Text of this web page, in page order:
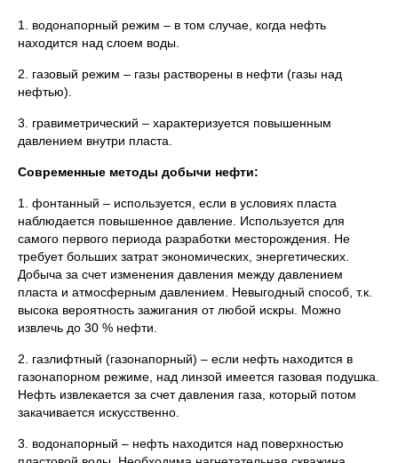
1. водонапорный режим – в том случае, когда нефть
находится над слоем воды.
2. газовый режим – газы растворены в нефти (газы над
нефтью).
3. гравиметрический – характеризуется повышенным
давлением внутри пласта.
Современные методы добычи нефти:
1. фонтанный – используется, если в условиях пласта
наблюдается повышенное давление. Используется для
самого первого периода разработки месторождения. Не
требует больших затрат экономических, энергетических.
Добыча за счет изменения давления между давлением
пласта и атмосферным давлением. Невыгодный способ, т.к.
высока вероятность зажигания от любой искры. Можно
извлечь до 30 % нефти.
2. газлифтный (газонапорный) – если нефть находится в
газонапорном режиме, над линзой имеется газовая подушка.
Нефть извлекается за счет давления газа, который потом
закачивается искусственно.
3. водонапорный – нефть находится над поверхностью